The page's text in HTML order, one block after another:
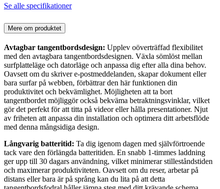
Se alle specifikationer
Mere om produktet
Avtagbar tangentbordsdesign: Upplev oöverträffad flexibilitet
med den avtagbara tangentbordsdesignen. Växla sömlöst mellan
surfplatteläge och datorläge och anpassa dig efter alla dina behov.
Oavsett om du skriver e-postmeddelanden, skapar dokument eller
bara surfar på webben, förbättrar den här funktionen din
produktivitet och bekvämlighet. Möjligheten att ta bort
tangentbordet möjliggör också bekväma betraktningsvinklar, vilket
gör det perfekt för att titta på videor eller hålla presentationer. Njut
av friheten att anpassa din installation och optimera ditt arbetsflöde
med denna mångsidiga design.
Långvarig batteritid: Ta dig igenom dagen med självförtroende
tack vare den förlängda batteritiden. En snabb 1-timmes laddning
ger upp till 30 dagars användning, vilket minimerar stilleståndstiden
och maximerar produktiviteten. Oavsett om du reser, arbetar på
distans eller bara är på språng kan du lita på att detta